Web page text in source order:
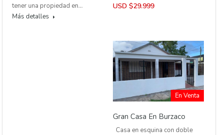
tener una propiedad en…
Más detalles
USD $29.999
En Venta
Gran Casa En Burzaco
Casa en esquina con doble